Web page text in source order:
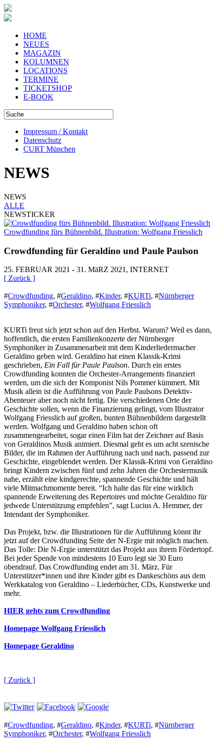
HOME
NEUES
MAGAZIN
KOLUMNEN
LOCATIONS
TERMINE
TICKETSHOP
E-BOOK
Impressum / Kontakt
Datenschutz
CURT München
NEWS
NEWS
ALLE
NEWSTICKER
Crowdfunding fürs Bühnenbild. Illustration: Wolfgang Friesslich
Crowdfunding für Geraldino und Paule Paulson
25. FEBRUAR 2021 - 31. MäRZ 2021, INTERNET
[ Zurück ]
#Crowdfunding, #Geraldino, #Kinder, #KURTi, #Nürnberger
Symphoniker, #Orchester, #Wolfgang Friesslich
KURTi freut sich jetzt schon auf den Herbst. Warum? Weil es dann,
hoffentlich, die ersten Familienkonzerte der Nürnberger
Symphoniker in Zusammenarbeit mit dem Kinderliedermacher
Geraldino geben wird. Geraldino hat einen Klassik-Krimi
geschrieben, Ein Fall für Paule Paulson. Durch ein erstes
Crowdfunding konnten die Orchester-Arrangements finanziert
werden, um die sich der Komponist Nils Pommer kümmert. Mit
Musik allein ist die Aufführung von Paule Paulsons Detektiv-
Abenteuer aber noch nicht fertig. Die verschiedenen Orte der
Geschichte sollen, wenn die Finanzierung gelingt, vom Illustrator
Wolfgang Friesslich auf großen, bunten Bühnenbildern dargestellt
werden. Wolfgang und Geraldino haben schon oft
zusammengearbeitet, sogar einen Film hat der Zeichner auf Basis
von Geraldinos Musik animiert. Diesmal geht es um acht szenische
Bilder, die im Rahmen der Aufführung nach und nach, passend zur
Geschichte, eingeblendet werden. Der Klassik-Krimi von Geraldino
bringt Kindern zwischen fünf und zehn Jahren die Orchestermusik
nahe, erzählt eine kindgerechte, spannende Geschichte und hält
viele Mitmachmomente bereit. “Ich halte das für eine wirklich
spannende Erweiterung des Repertoires und möchte Geraldino für
jedwede Unterstützung empfehlen”, sagt Lucius A. Hemmer, der
Intendant der Symphoniker.
Das Projekt, bzw. die Illustrationen für die Aufführung könnt ihr
jetzt auf der Crowdfunding Seite der N-Ergie mit möglich machen.
Das Tolle: Die N-Ergie unterstützt das Projekt aus ihrem Fördertopf.
Bei jeder Spende von mindestens 10 Euro legt sie 30 Euro
obendrauf. Das Crowdfunding endet am 31. März. Für
Unterstützer*innen und ihre Kinder gibt es Dankeschöns aus dem
Werkkatalog von Geraldino – Liederbücher, CDs, Kunstwerke und
mehr.
HIER gehts zum Crowdfunding
Homepage Wolfgang Friesslich
Homepage Geraldino
[ Zurück ]
#Crowdfunding, #Geraldino, #Kinder, #KURTi, #Nürnberger
Symphoniker, #Orchester, #Wolfgang Friesslich